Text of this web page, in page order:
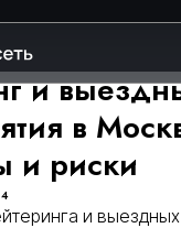
и
в
и риски
и